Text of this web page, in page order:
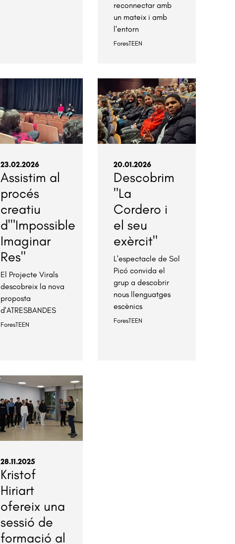
reconnectar amb
un mateix i amb
l'entorn
ForesTEEN
23.02.2026
Assistim al
procés
creatiu
d'"Impossible
Imaginar
Res"
El Projecte Virals
descobreix la nova
proposta
d'ATRESBANDES
ForesTEEN
20.01.2026
Descobrim
"La
Cordero i
el seu
exèrcit"
L'espectacle de Sol
Picó convida el
grup a descobrir
nous llenguatges
escènics
ForesTEEN
28.11.2025
Kristof
Hiriart
ofereix una
sessió de
formació al